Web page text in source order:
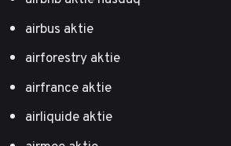
airbus aktie
airforestry aktie
airfrance aktie
airliquide aktie